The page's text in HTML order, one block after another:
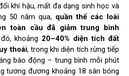
khí hậu, mất đa dạng sinh học và
50 năm qua, quần thể các loài
toàn cầu đã giảm trung bình
khoảng 20–40% diện tích đất
thoái, trong khi diện tích rừng tiếp
báo động – trung bình mỗi phút
tương đương khoảng 18 sân bóng